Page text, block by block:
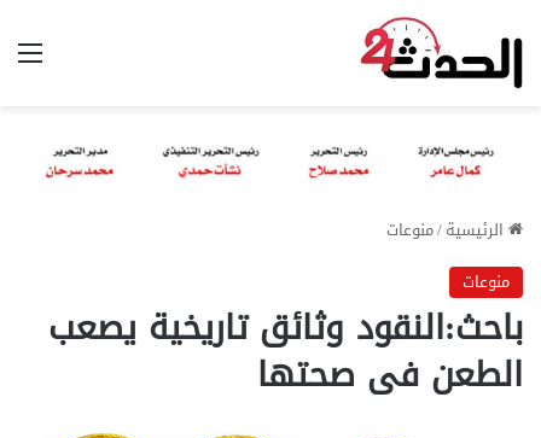
الرئيسية/منوعات
منوعات
باحث:النقود وثائق تاريخية يصعب
الطعن فى صحتها